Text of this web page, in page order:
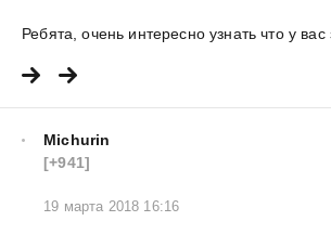
Ребята, очень интересно узнать что у
Michurin
[+941]
19 марта 2018 16:16